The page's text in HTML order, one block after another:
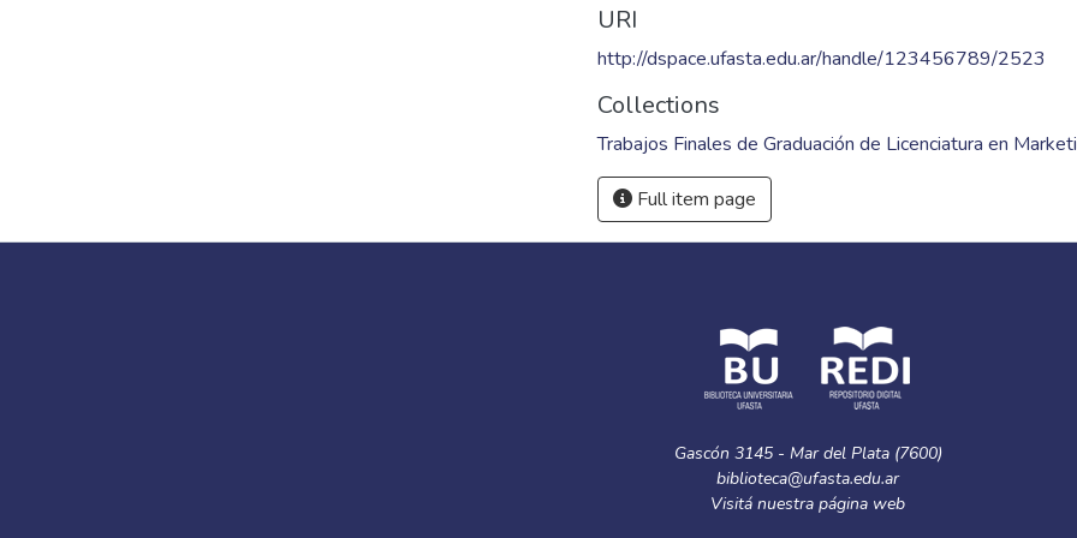
URI
http://dspace.ufasta.edu.ar/handle/123456789/2523
Collections
Trabajos Finales de Graduación de Licenciatura en
Full item page
Gascón 3145 - Mar del Plata (7600)
biblioteca@ufasta.edu.ar
Visitá nuestra página web